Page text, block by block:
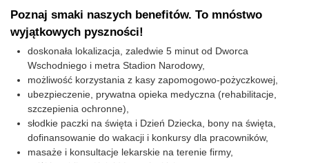
Poznaj smaki naszych benefitów. To mnóstwo
wyjątkowych pyszności!
doskonała lokalizacja, zaledwie 5 minut od Dworca
Wschodniego i metra Stadion Narodowy,
możliwość korzystania z kasy zapomogowo-pożyczkowej,
ubezpieczenie, prywatna opieka medyczna (rehabilitacje,
szczepienia ochronne),
słodkie paczki na święta i Dzień Dziecka, bony na święta,
dofinansowanie do wakacji i konkursy dla pracowników,
masaże i konsultacje lekarskie na terenie firmy,